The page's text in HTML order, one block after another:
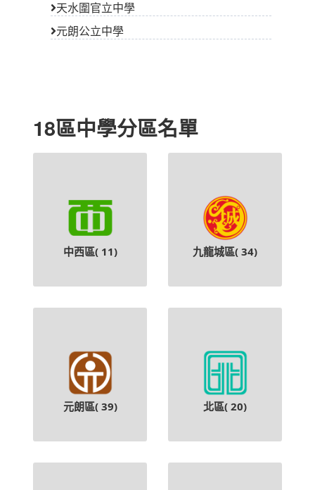
天水圍官立中學
元朗公立中學
18區中學分區名單
中西區( 11) 九龍城區( 34)
元朗區( 39) 北區( 20)